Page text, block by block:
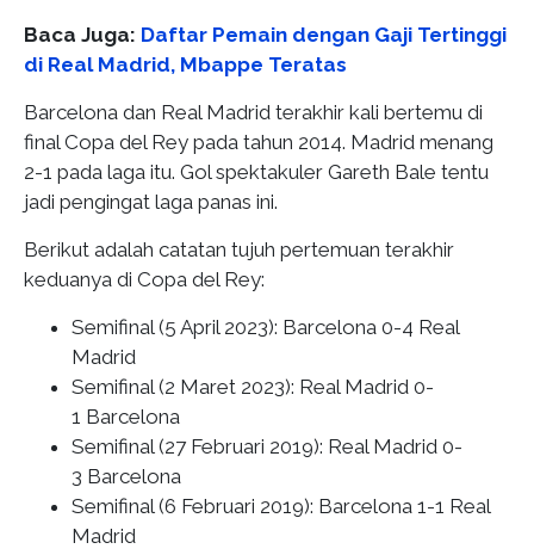
Baca Juga: Daftar Pemain dengan Gaji Tertinggi
di Real Madrid, Mbappe Teratas
Barcelona dan Real Madrid terakhir kali bertemu di
final Copa del Rey pada tahun 2014. Madrid menang
2-1 pada laga itu. Gol spektakuler Gareth Bale tentu
jadi pengingat laga panas ini.
Berikut adalah catatan tujuh pertemuan terakhir
keduanya di Copa del Rey:
Semifinal (5 April 2023): Barcelona 0-4 Real
Madrid
Semifinal (2 Maret 2023): Real Madrid 0-
1 Barcelona
Semifinal (27 Februari 2019): Real Madrid 0-
3 Barcelona
Semifinal (6 Februari 2019): Barcelona 1-1 Real
Madrid